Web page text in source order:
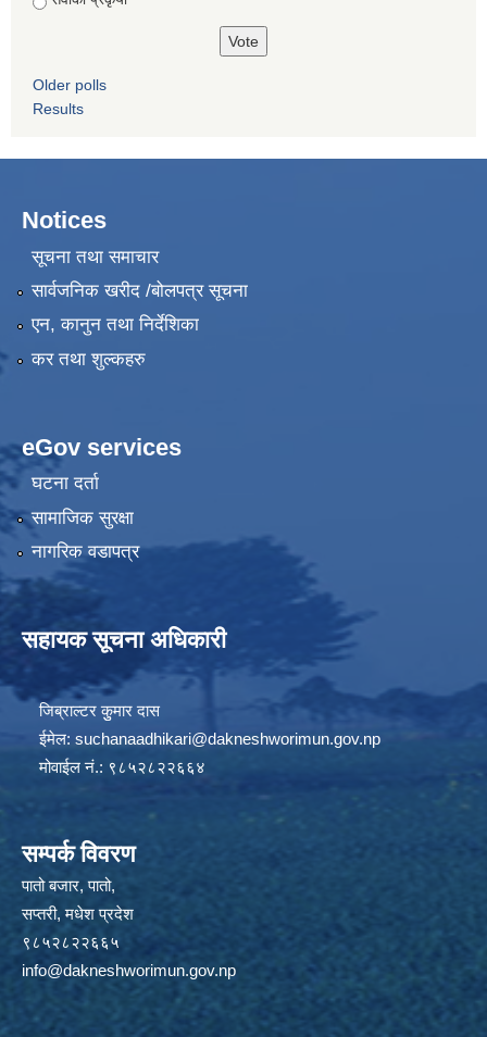
Older polls
Results
Notices
सूचना तथा समाचार
सार्वजनिक खरीद /बोलपत्र सूचना
एन, कानुन तथा निर्देशिका
कर तथा शुल्कहरु
eGov services
घटना दर्ता
सामाजिक सुरक्षा
नागरिक वडापत्र
सहायक सूचना अधिकारी
जिब्राल्टर कुुमार दास
ईमेल: suchanaadhikari@dakneshworimun.gov.np
मोवाईल नं.: ९८५२८२२६६४
सम्पर्क विवरण
पातो बजार, पातो,
सप्तरी, मधेश प्रदेश
९८५२८२२६६५
info@dakneshworimun.gov.np